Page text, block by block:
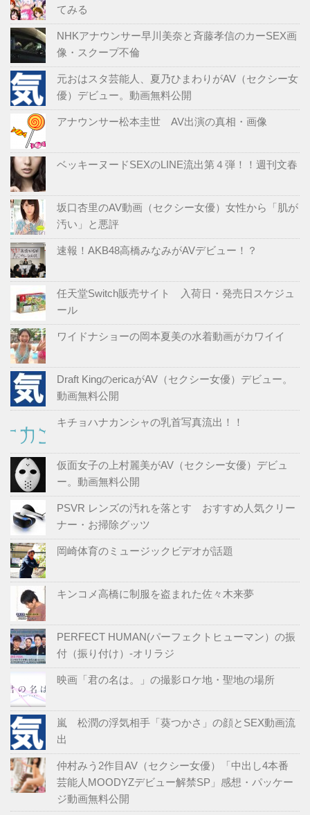
てみる
NHKアナウンサー早川美奈と斉藤孝信のカーSEX画
像・スクープ不倫
元おはスタ芸能人、夏乃ひまわりがAV（セクシー女
優）デビュー。動画無料公開
アナウンサー松本圭世 AV出演の真相・画像
ベッキーヌードSEXのLINE流出第４弾！！週刊文春
坂口杏里のAV動画（セクシー女優）女性から「肌が
汚い」と悪評
速報！AKB48高橋みなみがAVデビュー！？
任天堂Switch販売サイト 入荷日・発売日スケジュ
ール
ワイドナショーの岡本夏美の水着動画がカワイイ
Draft KingのericaがAV（セクシー女優）デビュー。
動画無料公開
キチョハナカンシャの乳首写真流出！！
仮面女子の上村麗美がAV（セクシー女優）デビュ
ー。動画無料公開
PSVR レンズの汚れを落とす おすすめ人気クリー
ナー・お掃除グッツ
岡崎体育のミュージックビデオが話題
キンコメ高橋に制服を盗まれた佐々木来夢
PERFECT HUMAN(パーフェクトヒューマン）の振
付（振り付け）-オリラジ
映画「君の名は。」の撮影ロケ地・聖地の場所
嵐 松潤の浮気相手「葵つかさ」の顔とSEX動画流
出
仲村みう2作目AV（セクシー女優）「中出し4本番
芸能人MOODYZデビュー解禁SP」感想・パッケー
ジ動画無料公開